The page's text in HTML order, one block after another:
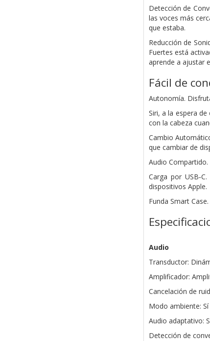
Detección de
las voces más
que estaba.
Reducción de
Fuertes está
aprende a ajustar
Fácil de
Autonomía.
Siri, a la espera
con la cabeza
Cambio
que cambiar de
Audio
Carga por
dispositivos Apple.
Funda Smart
Audio
Transductor:
Amplificador:
Cancelación de
Modo ambiente: Sí
Audio adaptativo:
Detección de